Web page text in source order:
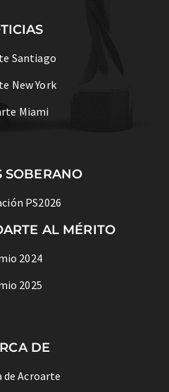
Santiago
New York
Miami
SOBERANO
PS2026
AL MÉRITO
2024
2025
DE
Acroarte